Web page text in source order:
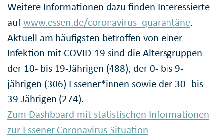
Weitere Informationen dazu finden Interessierte
aufwww.essen.de/coronavirus_quarantäne.
Aktuell am häufigsten betroffen von einer
Infektion mit COVID-19 sind die Altersgruppen
der 10- bis 19-Jährigen (488), der 0- bis 9-
jährigen (306) Essener*innen sowie der 30- bis
39-Jährigen (274).
Zum Dashboard mit statistischen Informationen
zur Essener Coronavirus-Situation